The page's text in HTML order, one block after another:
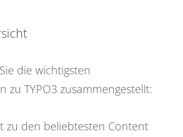
die wichtigsten
zu TYPO3 zusammengestellt:
zu den beliebtesten Content